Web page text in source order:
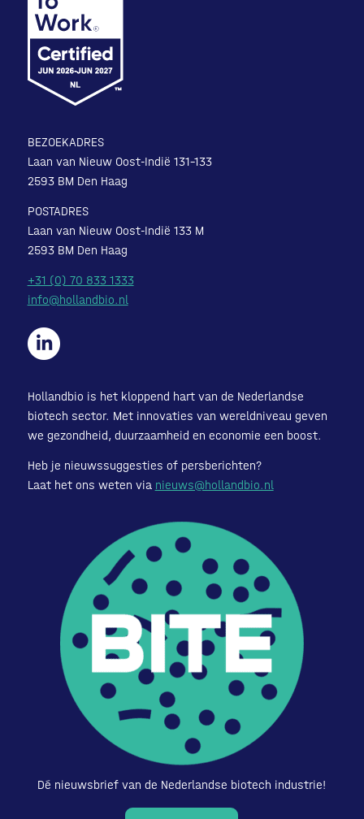
BEZOEKADRES
Laan van Nieuw Oost-Indië 131-133
2593 BM Den Haag
POSTADRES
Laan van Nieuw Oost-Indië 133 M
2593 BM Den Haag
+31 (0) 70 833 1333
info@hollandbio.nl
Hollandbio is het kloppend hart van de Nederlandse
biotech sector. Met innovaties van wereldniveau geven
we gezondheid, duurzaamheid en economie een boost.
Heb je nieuwssuggesties of persberichten?
Laat het ons weten via nieuws@hollandbio.nl
Dé nieuwsbrief van de Nederlandse biotech industrie!